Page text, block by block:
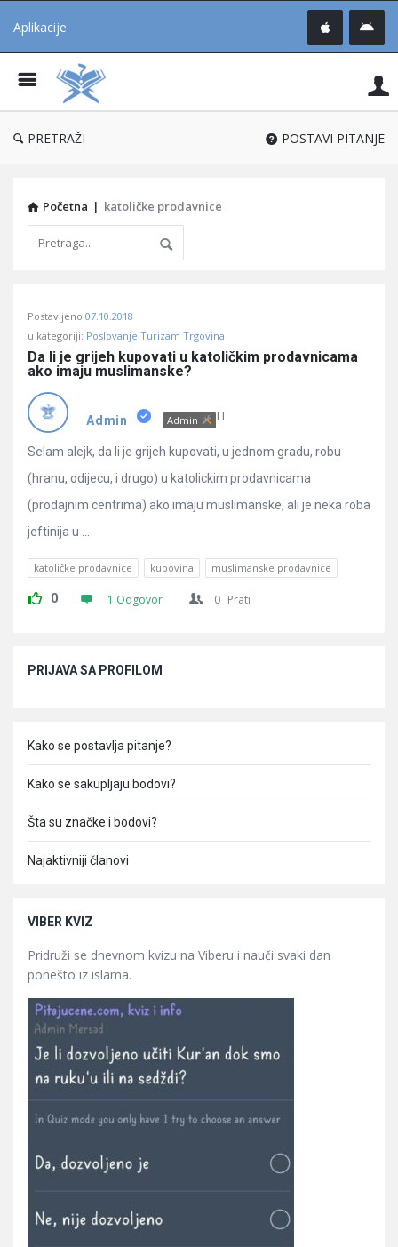
Aplikacije
®
PRETRAŽI POSTAVI PITANJE
Početna | katoličke prodavnice
Učene
Latest
Pitanja
Postavljeno 07.10.2018
u kategoriji: Poslovanje Turizam Trgovina
Da li je grijeh kupovati u katoličkim prodavnicama
ako imaju muslimanske?
Admin Admin IT
Selam alejk, da li je grijeh kupovati, u jednom gradu, robu
(hranu, odijecu, i drugo) u katolickim prodavnicama
(prodajnim centrima) ako imaju muslimanske, ali je neka roba
jeftinija u ...
katoličke prodavnice kupovina muslimanske prodavnice
0 1 Odgovor 0 Prati
PRIJAVA SA PROFILOM
Kako se postavlja pitanje?
Kako se sakupljaju bodovi?
Šta su značke i bodovi?
Najaktivniji članovi
VIBER KVIZ
Pridruži se dnevnom kvizu na Viberu i nauči svaki dan
ponešto iz islama.